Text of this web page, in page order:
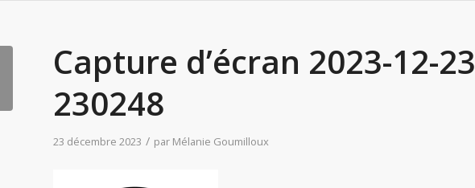
Capture d’écran 2023-12-23
230248
23 décembre 2023 / par Mélanie Goumilloux